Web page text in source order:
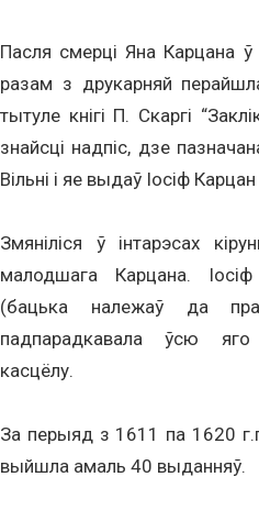
Пасля смерці Яна Карцана
разам з друкарняй
тытуле кнігі П. Скаргі
знайсці надпіс, дзе
Вільні і яе выдаў Іосіф
Змяніліся ў інтарэсах
малодшага Карцана.
(бацька належаў да
падпарадкавала ўсю яго
касцёлу.
За перыяд з 1611 па 1620
выйшла амаль 40 выданняў.